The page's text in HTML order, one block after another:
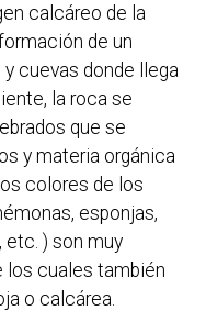
calcáreo de la
de un
cuevas donde llega
la roca se
que se
y materia orgánica
colores de los
esponjas,
etc. ) son muy
los cuales también
o calcárea.